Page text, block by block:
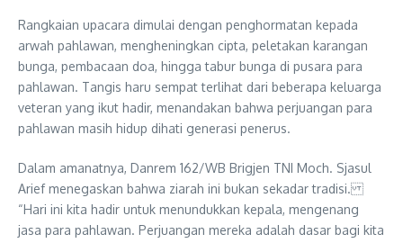
Rangkaian upacara dimulai dengan penghormatan kepada
arwah pahlawan, mengheningkan cipta, peletakan karangan
bunga, pembacaan doa, hingga tabur bunga di pusara para
pahlawan. Tangis haru sempat terlihat dari beberapa keluarga
veteran yang ikut hadir, menandakan bahwa perjuangan para
pahlawan masih hidup dihati generasi penerus.
Dalam amanatnya, Danrem 162/WB Brigjen TNI Moch. Sjasul
Arief menegaskan bahwa ziarah ini bukan sekadar tradisi.
“Hari ini kita hadir untuk menundukkan kepala, mengenang
jasa para pahlawan. Perjuangan mereka adalah dasar bagi kita